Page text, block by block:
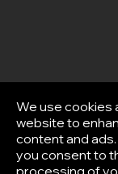
We use cookies
website to
content and
you consent to
processing of